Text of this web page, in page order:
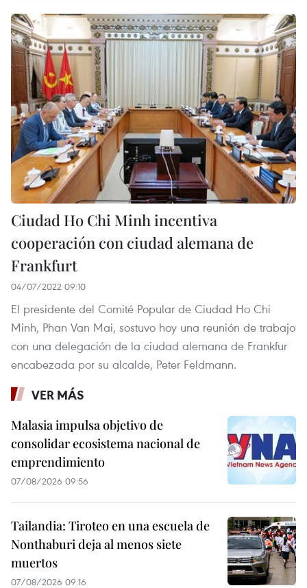
Ciudad Ho Chi Minh incentiva
cooperación con ciudad alemana de
Frankfurt
04/07/2022 09:10
El presidente del Comité Popular de Ciudad Ho Chi
Minh, Phan Van Mai, sostuvo hoy una reunión de trabajo
con una delegación de la ciudad alemana de Frankfur
encabezada por su alcalde, Peter Feldmann.
VER MÁS
Malasia impulsa objetivo de
consolidar ecosistema nacional de
emprendimiento
07/08/2026 09:56
Tailandia: Tiroteo en una escuela de
Nonthaburi deja al menos siete
muertos
07/08/2026 09:16